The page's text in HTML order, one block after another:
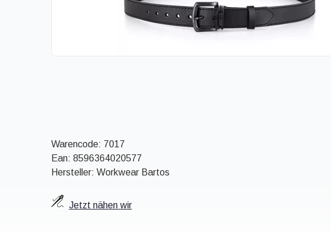
Warencode: 7017
Ean: 8596364020577
Hersteller: Workwear Bartos
Jetzt nähen wir